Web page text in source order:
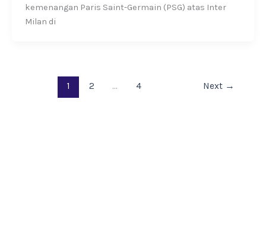
kemenangan Paris Saint-Germain (PSG) atas Inter
Milan di
1 2 … 4 Next →